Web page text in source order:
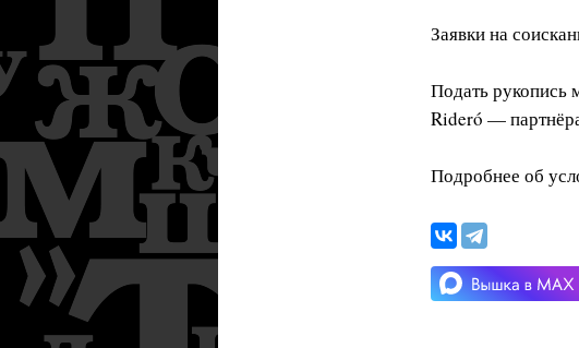
Заявки на
Подать
Rideró —
Подробнее об